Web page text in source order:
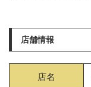
店舗情報
店名